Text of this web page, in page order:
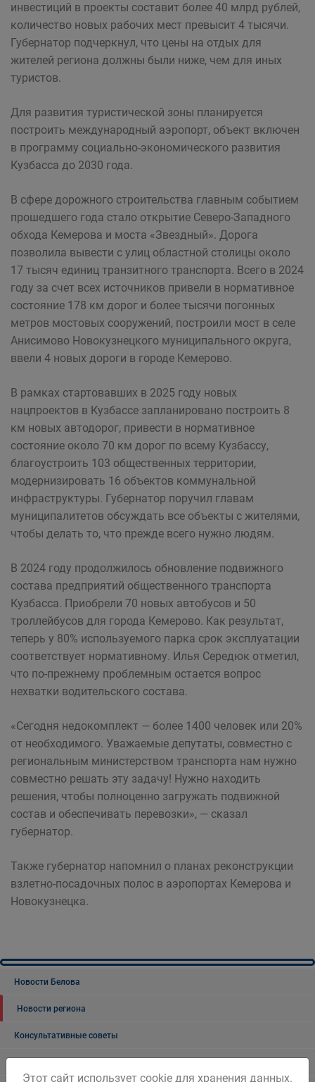
инвестиций в проекты составит более 40 млрд рублей,
количество новых рабочих мест превысит 4 тысячи.
Губернатор подчеркнул, что цены на отдых для
жителей региона должны были ниже, чем для иных
туристов.
Для развития туристической зоны планируется
построить международный аэропорт, объект включен
в программу социально-экономического развития
Кузбасса до 2030 года.
В сфере дорожного строительства главным событием
прошедшего года стало открытие Северо-Западного
обхода Кемерова и моста «Звездный». Дорога
позволила вывести с улиц областной столицы около
17 тысяч единиц транзитного транспорта. Всего в 2024
году за счет всех источников привели в нормативное
состояние 178 км дорог и более тысячи погонных
метров мостовых сооружений, построили мост в селе
Анисимово Новокузнецкого муниципального округа,
ввели 4 новых дороги в городе Кемерово.
В рамках стартовавших в 2025 году новых
нацпроектов в Кузбассе запланировано построить 8
км новых автодорог, привести в нормативное
состояние около 70 км дорог по всему Кузбассу,
благоустроить 103 общественных территории,
модернизировать 16 объектов коммунальной
инфраструктуры. Губернатор поручил главам
муниципалитетов обсуждать все объекты с жителями,
чтобы делать то, что прежде всего нужно людям.
В 2024 году продолжилось обновление подвижного
состава предприятий общественного транспорта
Кузбасса. Приобрели 70 новых автобусов и 50
троллейбусов для города Кемерово. Как результат,
теперь у 80% используемого парка срок эксплуатации
соответствует нормативному. Илья Середюк отметил,
что по-прежнему проблемным остается вопрос
нехватки водительского состава.
«Сегодня недокомплект — более 1400 человек или 20%
от необходимого. Уважаемые депутаты, совместно с
региональным министерством транспорта нам нужно
совместно решать эту задачу! Нужно находить
решения, чтобы полноценно загружать подвижной
состав и обеспечивать перевозки», — сказал
губернатор.
Также губернатор напомнил о планах реконструкции
взлетно-посадочных полос в аэропортах Кемерова и
Новокузнецка.
Новости Белова
Новости региона
Консультативные советы
Этот сайт использует cookie для хранения данных.